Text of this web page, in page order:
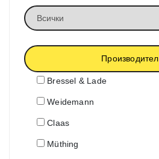
Производител
Bressel & Lade
Weidemann
Claas
Müthing